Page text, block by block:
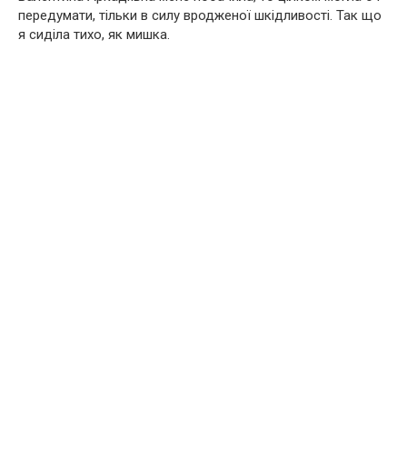
передумати, тільки в силу вродженої шкідливості. Так що
я сиділа тихо, як мишка.